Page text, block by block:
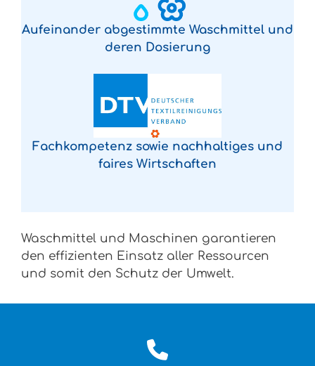
Aufeinander abgestimmte Waschmittel und
deren Dosierung
Fachkompetenz sowie nachhaltiges und
faires Wirtschaften
Waschmittel und Maschinen garantieren
den effizienten Einsatz aller Ressourcen
und somit den Schutz der Umwelt.